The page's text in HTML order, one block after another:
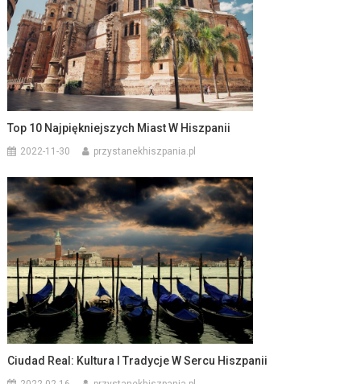
Top 10 Najpiękniejszych Miast W Hiszpanii
2022-11-30 przystanekhiszpania.pl
Ciudad Real: Kultura I Tradycje W Sercu Hiszpanii